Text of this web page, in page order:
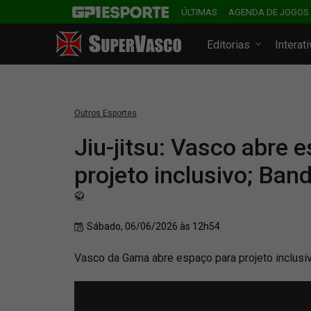
ÚLTIMAS AGENDA DE JOGOS
Editorias
Outros Esportes
Jiu-jitsu: Vasco abre
projeto inclusivo;
🥋
Sábado, 06/06/2026 às 12h54
Vasco da Gama abre espaço para projeto